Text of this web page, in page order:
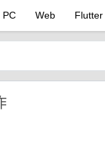
PC Web Flutter